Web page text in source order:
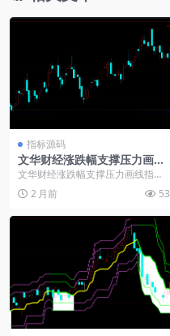
指标源码
文华财经涨跌幅支撑压力画线
指标源码
文华财经涨跌幅支撑压力画线指标
源码： //年竖线 //VERTLINE(YEA
R... 2 月前 53